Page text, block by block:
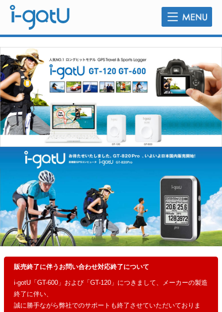
販売終了に伴うお問い合わせ対応終了について
i-gotU「GT-600」および「GT-120」につきまして、メーカーの製造
終了に伴い、
誠に勝手ながら弊社でのサポートも終了させていただいておりま